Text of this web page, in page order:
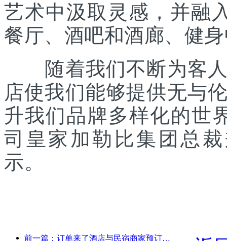
艺术中汲取灵感，并融
餐厅、酒吧和酒廊、健
随着我们不断为客人
店使我们能够提供无与
升我们品牌多样化的世
司皇家加勒比集团总裁
示。
前一篇：订单来了酒店与民宿商家预订热度持平，国庆平均预订率分别为24.97%和24.49%